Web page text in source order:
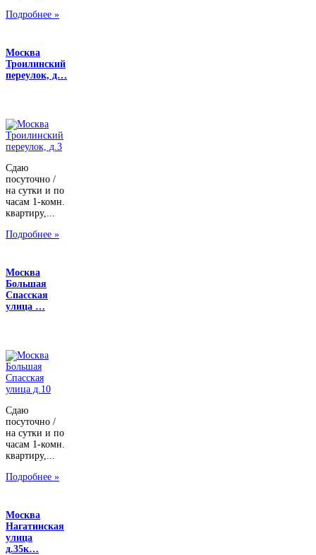
Подробнее »
Москва
Троилинский
переулок, д…
Сдаю
посуточно /
на сутки и по
часам 1-комн.
квартиру,...
Подробнее »
Москва
Большая
Спасская
улица …
Сдаю
посуточно /
на сутки и по
часам 1-комн.
квартиру,...
Подробнее »
Москва
Нагатинская
улица
д.35к…